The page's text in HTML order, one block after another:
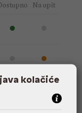
Na upit
kolačiće